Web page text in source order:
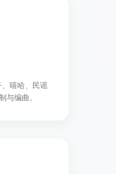
嘻哈、民谣
与编曲。